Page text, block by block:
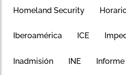
Homeland Security
Iberoamérica ICE
Inadmisión INE Informe